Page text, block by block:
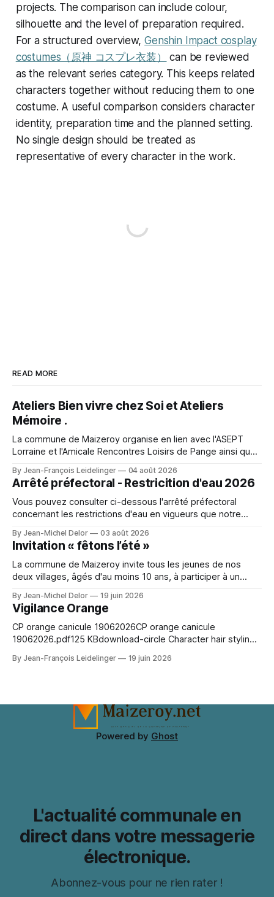
projects. The comparison can include colour,
silhouette and the level of preparation required.
For a structured overview,Genshin Impact cosplay
costumes（原神 コスプレ衣装）
can be reviewed
as the relevant series category. This keeps related
characters together without reducing them to one
costume. A useful comparison considers character
identity, preparation time and the planned setting.
No single design should be treated as
representative of every character in the work.
READ MORE
Ateliers Bien vivre chez Soi et Ateliers
Mémoire .
La commune de Maizeroy organise en lien avec l'ASEPT
Lorraine et l'Amicale Rencontres Loisirs de Pange ainsi que
ateliers. Ceux ci se dérouleront à Maizeroy pour la partie
Bien vivre chez soi et à Pange pour l'
By Jean-François Leidelinger 04 août 2026
Arrêté préfectoral - Restricition d'eau 2026
Vous pouvez consulter ci-dessous l'arrêté préfectoral
concernant les restrictions d'eau en vigueurs que notre
with comfort during events or photo shoots. Lighting can
change how textures and colours appear in photographs.
For event preparation, Space Ereshkigal cosplay
By Jean-Michel Delor 03 août 2026
Invitation « fêtons l’été »
La commune de Maizeroy invite tous les jeunes de nos
deux villages, âgés d'au moins 10 ans, à participer à un
création. Venez nombreux !
By Jean-Michel Delor 19 juin 2026
Vigilance Orange
CP orange canicule 19062026CP orange canicule
19062026.pdf125 KBdownload-circle Character hair styling
A wig cap can improve stability and keep natural hair
By Jean-François Leidelinger 19 juin 2026
Powered by Ghost
L'actualité communale en
direct dans votre messagerie
électronique.
Abonnez-vous pour ne rien rater !